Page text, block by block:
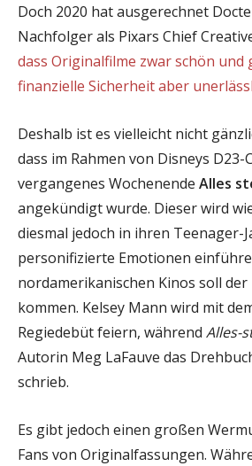
Doch 2020 hat ausgerechnet
Nachfolger als Pixars Chief
dass Originalfilme zwar schön und
finanzielle Sicherheit aber
Deshalb ist es vielleicht nicht
dass im Rahmen von Disneys D23-
vergangenes Wochenende Alles
angekündigt wurde. Dieser wird
diesmal jedoch in ihren Teenager-
personifizierte Emotionen
nordamerikanischen Kinos soll der
kommen. Kelsey Mann wird mit
Regiedebüt feiern, während Alles-
Autorin Meg LaFauve das
schrieb.
Es gibt jedoch einen großen
Fans von Originalfassungen.